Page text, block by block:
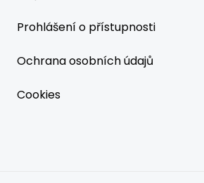
Prohlášení o přístupnosti
Ochrana osobních údajů
Cookies